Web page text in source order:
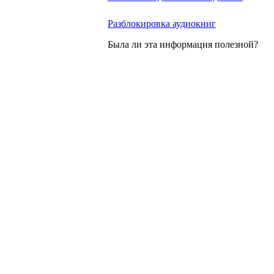
Разблокировка аудиокниг
Была ли эта информация полезной?